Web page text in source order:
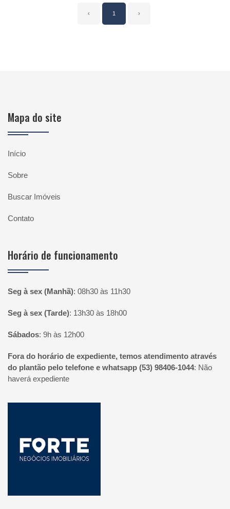
‹ 1 ›
Mapa do site
Início
Sobre
Buscar Imóveis
Contato
Horário de funcionamento
Seg à sex (Manhã): 08h30 às 11h30
Seg à sex (Tarde): 13h30 às 18h00
Sábados: 9h às 12h00
Fora do horário de expediente, temos atendimento através
do plantão pelo telefone e whatsapp (53) 98406-1044: Não
haverá expediente